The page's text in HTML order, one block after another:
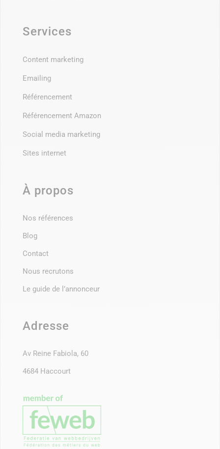
Services
Content marketing
Emailing
Référencement
Référencement Amazon
Social media marketing
Sites internet
À propos
Nos références
Blog
Contact
Nous recrutons
Le guide de l’annonceur
Adresse
Av Reine Fabiola, 60
4684 Haccourt